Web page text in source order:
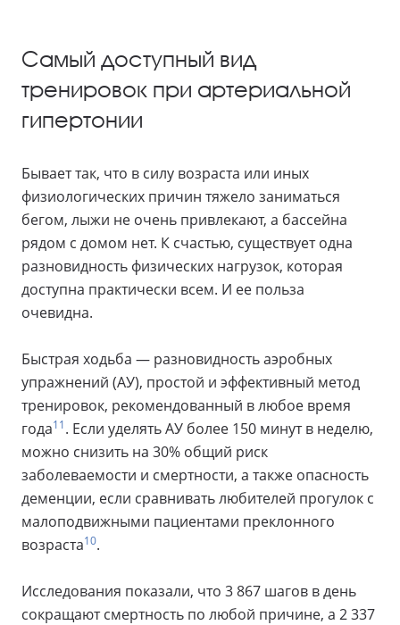
Самый доступный вид
тренировок при артериальной
гипертонии
Бывает так, что в силу возраста или иных
физиологических причин тяжело заниматься
бегом, лыжи не очень привлекают, а бассейна
рядом с домом нет. К счастью, существует одна
разновидность физических нагрузок, которая
доступна практически всем. И ее польза
очевидна.
Быстрая ходьба — разновидность аэробных
упражнений (АУ), простой и эффективный метод
тренировок, рекомендованный в любое время
года11. Если уделять АУ более 150 минут в неделю,
можно снизить на 30% общий риск
заболеваемости и смертности, а также опасность
деменции, если сравнивать любителей прогулок с
малоподвижными пациентами преклонного
возраста10.
Исследования показали, что 3 867 шагов в день
сокращают смертность по любой причине, а 2 337